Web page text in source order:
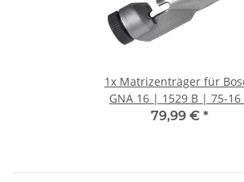
1x Matrizenträger für
GNA 16 | 1529 B | 75-
18V-16 E (3606455044 +
79,99 € *